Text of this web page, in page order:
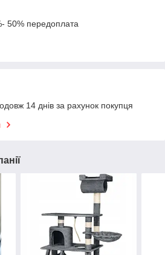
50% передоплата
14 днів за рахунок покупця